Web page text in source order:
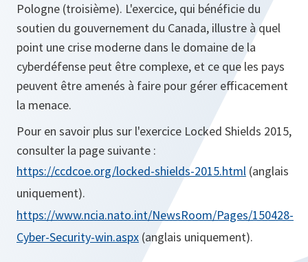
Pologne (troisième). L'exercice, qui bénéficie du
soutien du gouvernement du Canada, illustre à quel
point une crise moderne dans le domaine de la
cyberdéfense peut être complexe, et ce que les pays
peuvent être amenés à faire pour gérer efficacement
la menace.
Pour en savoir plus sur l'exercice Locked Shields 2015,
consulter la page suivante :
https://ccdcoe.org/locked-shields-2015.html (anglais
uniquement).
https://www.ncia.nato.int/NewsRoom/Pages/150428-
Cyber-Security-win.aspx (anglais uniquement).